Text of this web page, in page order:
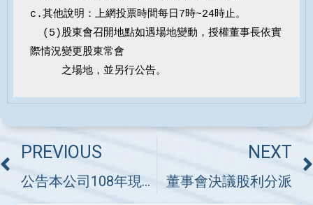
c.其他說明：上網投票時間每日7時~24時止。
際情況變更股東常會
     之場地，並另行公告。
PREVIOUS
公告本公司108年現金增資案催繳期間屆滿暨股票發放事宜
NEXT
董事會決議股利分派